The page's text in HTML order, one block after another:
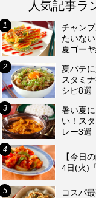
人気記事ラ
チャン
たいな
夏ゴー
夏バテ
スタミ
シピ8選
暑い夏
い！ス
レー3選
【今日
4日(火)
コスパ